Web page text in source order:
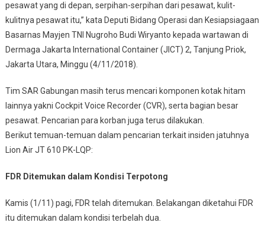
pesawat yang di depan, serpihan-serpihan dari pesawat, kulit-
kulitnya pesawat itu,” kata Deputi Bidang Operasi dan Kesiapsiagaan
Basarnas Mayjen TNI Nugroho Budi Wiryanto kepada wartawan di
Dermaga Jakarta International Container (JICT) 2, Tanjung Priok,
Jakarta Utara, Minggu (4/11/2018).
Tim SAR Gabungan masih terus mencari komponen kotak hitam
lainnya yakni Cockpit Voice Recorder (CVR), serta bagian besar
pesawat. Pencarian para korban juga terus dilakukan.
Berikut temuan-temuan dalam pencarian terkait insiden jatuhnya
Lion Air JT 610 PK-LQP:
FDR Ditemukan dalam Kondisi Terpotong
Kamis (1/11) pagi, FDR telah ditemukan. Belakangan diketahui FDR
itu ditemukan dalam kondisi terbelah dua.